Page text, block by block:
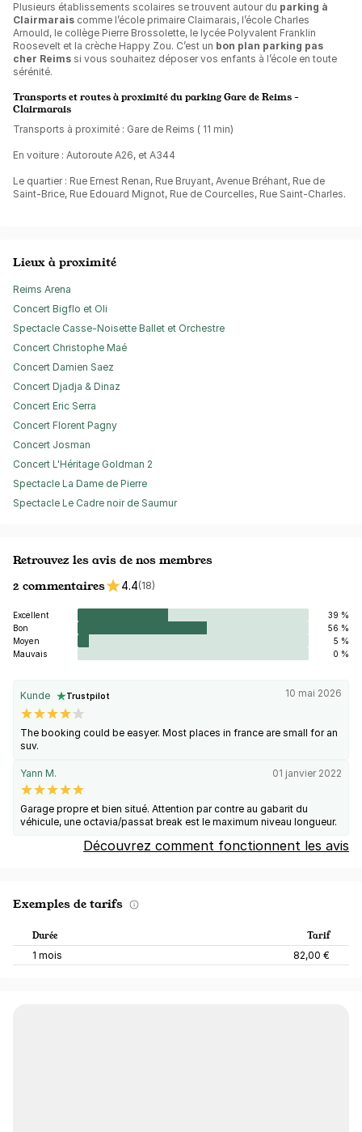
Plusieurs établissements scolaires se trouvent autour du parking à
Clairmarais comme l’école primaire Claimarais, l’école Charles
Arnould, le collège Pierre Brossolette, le lycée Polyvalent Franklin
Roosevelt et la crèche Happy Zou. C’est un bon plan parking pas
cher Reims si vous souhaitez déposer vos enfants à l’école en toute
sérénité.
Transports et routes à proximité du parking Gare de Reims -
Clairmarais
Transports à proximité : Gare de Reims ( 11 min)
En voiture : Autoroute A26, et A344
Le quartier : Rue Ernest Renan, Rue Bruyant, Avenue Bréhant, Rue de
Saint-Brice, Rue Edouard Mignot, Rue de Courcelles, Rue Saint-Charles.
Lieux à proximité
Reims Arena
Concert Bigflo et Oli
Spectacle Casse-Noisette Ballet et Orchestre
Concert Christophe Maé
Concert Damien Saez
Concert Djadja & Dinaz
Concert Eric Serra
Concert Florent Pagny
Concert Josman
Concert L'Héritage Goldman 2
Spectacle La Dame de Pierre
Spectacle Le Cadre noir de Saumur
Retrouvez les avis de nos membres
2 commentaires
4.4(18)
Excellent
39 %
Bon
56 %
Moyen
5 %
Mauvais
0 %
Kunde Trustpilot 10 mai 2026
The booking could be easyer. Most places in france are small for an
suv.
Yann M. 01 janvier 2022
Garage propre et bien situé. Attention par contre au gabarit du
véhicule, une octavia/passat break est le maximum niveau longueur.
Découvrez comment fonctionnent les avis
Exemples de tarifs
Durée Tarif
1 mois 82,00 €